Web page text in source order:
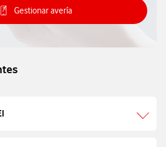
Gestionar avería
Consulta como gestionar una avería